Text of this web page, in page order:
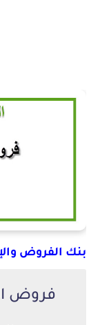
بنك الفروض
فروض